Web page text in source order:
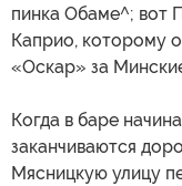
пинка Обаме^; вот
Каприо, которому
«Оскар» за
Когда в баре
заканчиваются
Мясницкую улицу